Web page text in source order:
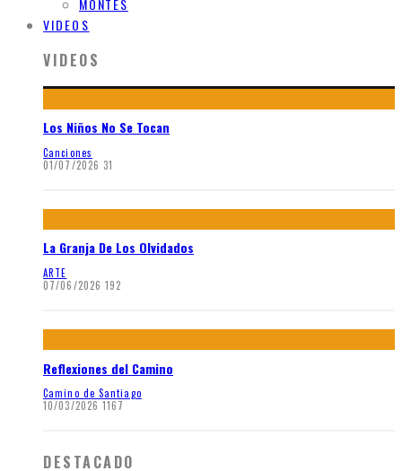
MONTES
VIDEOS
VIDEOS
Los Niños No Se Tocan
Canciones
01/07/2026 31
La Granja De Los Olvidados
ARTE
07/06/2026 192
Reflexiones del Camino
Camino de Santiago
10/03/2026 1167
DESTACADO